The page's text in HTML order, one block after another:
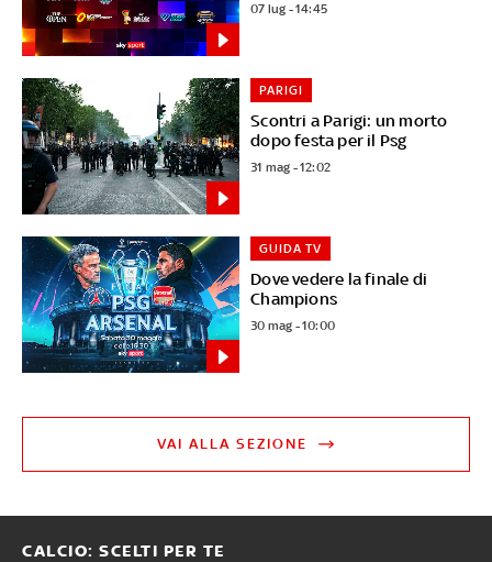
07 lug - 14:45
Scontri a Parigi: un morto
dopo festa per il Psg
PARIGI
31 mag - 12:02
Dove vedere la finale di
Champions
GUIDA TV
30 mag - 10:00
VAI ALLA SEZIONE
CALCIO: SCELTI PER TE